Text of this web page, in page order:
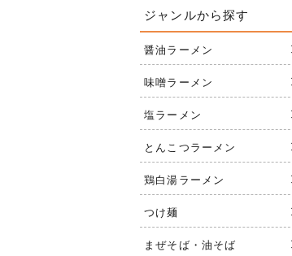
ジャンルから探す
醤油ラーメン
味噌ラーメン
塩ラーメン
とんこつラーメン
鶏白湯ラーメン
つけ麺
まぜそば・油そば